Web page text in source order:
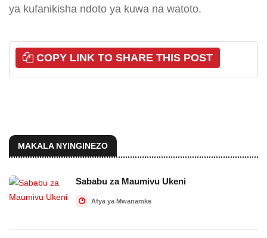
ya kufanikisha ndoto ya kuwa na watoto.
COPY LINK TO SHARE THIS POST
MAKALA NYINGINEZO
Sababu za Maumivu Ukeni
Afya ya Mwanamke